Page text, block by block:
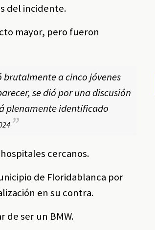
del incidente.
mayor, pero fueron
a cinco jóvenes
se dió por una discusión
plenamente identificado
cercanos.
de Floridablanca por
en su contra.
de ser un BMW.